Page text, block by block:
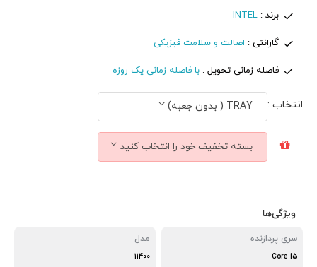
برند :INTEL
گارانتی : اصالت و سلامت فیزیکی
فاصله زمانی تحویل : با فاصله زمانی یک روزه
انتخاب : TRAY ( بدون جعبه)
بسته تخفیف خود را انتخاب کنید
ویژگی‌ها
سری پردازنده
Core i5
مدل
11400